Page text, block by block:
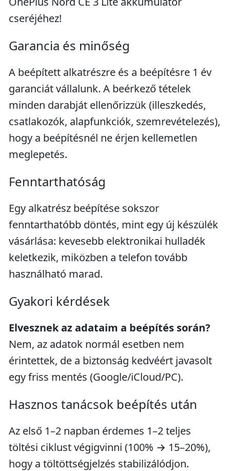
cseréjéhez!
Garancia és minőség
A beépített alkatrészre és a beépítésre 1 év
garanciát vállalunk. A beérkező tételek
minden darabját ellenőrizzük (illeszkedés,
csatlakozók, alapfunkciók, szemrevételezés),
hogy a beépítésnél ne érjen kellemetlen
meglepetés.
Fenntarthatóság
Egy alkatrész beépítése sokszor
fenntarthatóbb döntés, mint egy új készülék
vásárlása: kevesebb elektronikai hulladék
keletkezik, miközben a telefon tovább
használható marad.
Gyakori kérdések
Elvesznek az adataim a beépítés során?
Nem, az adatok normál esetben nem
érintettek, de a biztonság kedvéért javasolt
egy friss mentés (Google/iCloud/PC).
Hasznos tanácsok beépítés után
Az első 1–2 napban érdemes 1–2 teljes
töltési ciklust végigvinni (100% → 15–20%),
hogy a töltöttségjelzés stabilizálódjon.